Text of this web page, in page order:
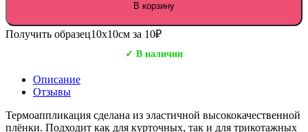
В корзину
Получить образец10х10см за 10₽
✓ В наличии
Описание
Отзывы
Термоаппликация сделана из эластичной высококачественной
плёнки. Подходит как для курточных, так и для трикотажных